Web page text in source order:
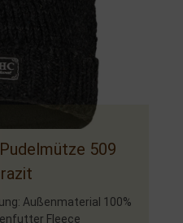
509
Außenmaterial 100%
Fleece